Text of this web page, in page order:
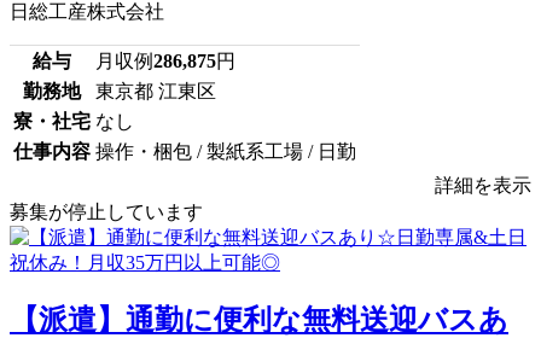
日総工産株式会社
給与 月収例286,875円
勤務地
東京都 江東区
寮・社宅 なし
仕事内容 操作・梱包 / 製紙系工場 / 日勤
詳細を表示
募集が停止しています
【派遣】通勤に便利な無料送迎バスあ